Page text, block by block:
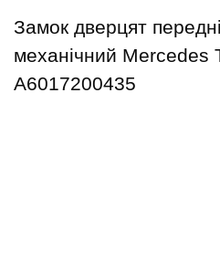
Замок дверцят
механічний Mercedes
A6017200435